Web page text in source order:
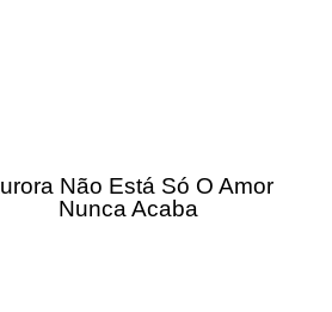
Não Está Só O Amor
Nunca Acaba